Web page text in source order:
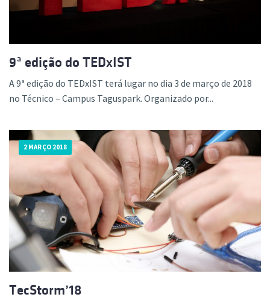
9ª edição do TEDxIST
A 9ª edição do TEDxIST terá lugar no dia 3 de março de 2018
no Técnico – Campus Taguspark. Organizado por...
2 MARÇO 2018
TecStorm’18